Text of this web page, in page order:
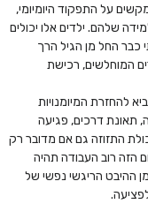
על התפקוד היומיומי,
שלהם. ילדים אלו יכולים
כבר החל מן הגיל הרך
המוחלשים, רכישת
להחזרת המיומנויות
תאונת דרכים, פגיעה
התזוזה גם אם מדובר רק
הזה רוב העבודה תהיה
ההיבט הריגשי נפשי של